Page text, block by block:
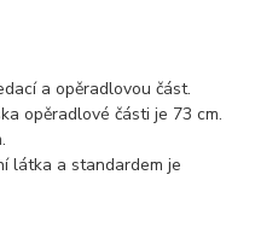
a opěradlovou část.
opěradlové části je 73 cm.
látka a standardem je